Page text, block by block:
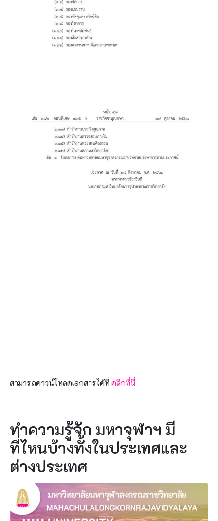
สามารถดาวน์โหลดเอกสารได้ที่ คลิกที่นี่
ทำความรู้จัก มหาจุฬาฯ มี
ที่ไหนบ้างทั้งในประเทศและ
ต่างประเทศ